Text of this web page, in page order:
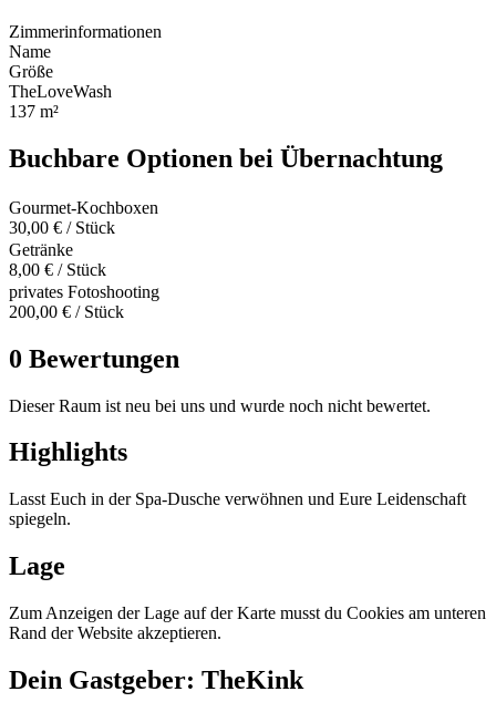
Zimmerinformationen
Name
Größe
TheLoveWash
137 m²
Buchbare Optionen bei Übernachtung
Gourmet-Kochboxen
30,00 € / Stück
Getränke
8,00 € / Stück
privates Fotoshooting
200,00 € / Stück
0 Bewertungen
Dieser Raum ist neu bei uns und wurde noch nicht bewertet.
Highlights
Lasst Euch in der Spa-Dusche verwöhnen und Eure Leidenschaft
spiegeln.
Lage
Zum Anzeigen der Lage auf der Karte musst du Cookies am unteren
Rand der Website akzeptieren.
Dein Gastgeber: TheKink